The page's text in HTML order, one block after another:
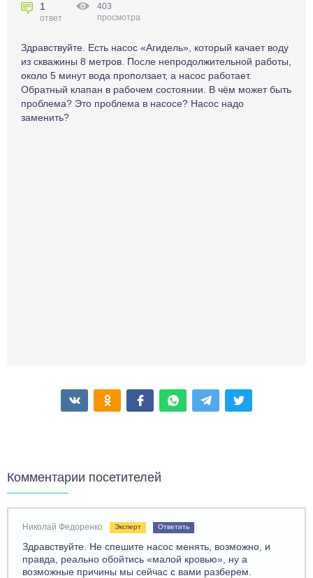
1
ответ
403
просмотра
Здравствуйте. Есть насос «Агидель», который качает воду
из скважины 8 метров. После непродолжительной работы,
около 5 минут вода проползает, а насос работает.
Обратный клапан в рабочем состоянии. В чём может быть
проблема? Это проблема в насосе? Насос надо
заменить?
Комментарии посетителей
Николай Федоренко Эксперт Ответить
Здравствуйте. Не спешите насос менять, возможно, и
правда, реально обойтись «малой кровью», ну а
возможные причины мы сейчас с вами разберем.